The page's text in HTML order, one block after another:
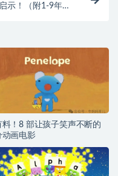
示！（附1-9年级
料！8 部让孩子笑声不断的
动画电影